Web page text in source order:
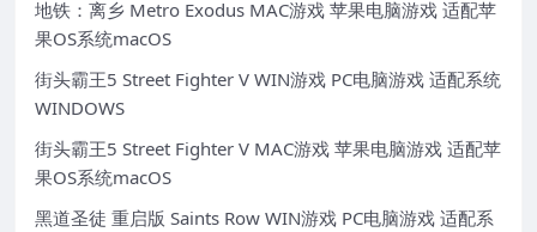
地铁：离乡 Metro Exodus MAC游戏 苹果电脑游戏 适配苹
果OS系统macOS
街头霸王5 Street Fighter V WIN游戏 PC电脑游戏 适配系统
WINDOWS
街头霸王5 Street Fighter V MAC游戏 苹果电脑游戏 适配苹
果OS系统macOS
黑道圣徒 重启版 Saints Row WIN游戏 PC电脑游戏 适配系